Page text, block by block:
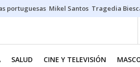
portuguesas Mikel Santos Tragedia
SALUD CINE Y TELEVISIÓN